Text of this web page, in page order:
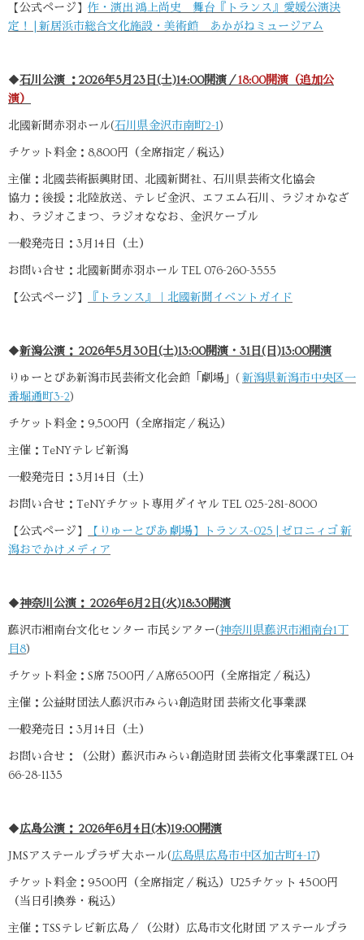
【公式ページ】 作・演出 鴻上尚史 舞台『トランス』愛媛公演決
定！ | 新居浜市総合文化施設・美術館 あかがねミュージアム
◆石川公演 ：2026年5月23日(土)14:00開演／18:00開演（追加公
演）
北國新聞赤羽ホール(石川県金沢市南町2-1)
チケット料金：8,800円（全席指定／税込）
主催：北國芸術振興財団、北國新聞社、石川県芸術文化協会
協力：後援：北陸放送、テレビ金沢、エフエム石川、ラジオかなざ
わ、ラジオこまつ、ラジオななお、金沢ケーブル
一般発売日：3月14日（土）
お問い合せ：北國新聞赤羽ホール TEL 076-260-3555
【公式ページ】 『トランス』｜北國新聞イベントガイド
◆新潟公演： 2026年5月30日(土)13:00開演・31日(日)13:00開演
りゅーとぴあ新潟市民芸術文化会館「劇場」( 新潟県新潟市中央区一
番堀通町3-2)
チケット料金：9,500円（全席指定／税込）
主催：TeNYテレビ新潟
一般発売日：3月14日（土）
お問い合せ：TeNYチケット専用ダイヤル TEL 025-281-8000
【公式ページ】
【りゅーとぴあ 劇場】トランス-025 | ゼロニィゴ 新
潟おでかけメディア
◆神奈川公演： 2026年6月2日(火)18:30開演
藤沢市湘南台文化センター 市民シアター(神奈川県藤沢市湘南台1丁
目8)
チケット料金：S席 7500円／A席6500円（全席指定／税込）
主催：公益財団法人藤沢市みらい創造財団 芸術文化事業課
一般発売日：3月14日（土）
お問い合せ：（公財）藤沢市みらい創造財団 芸術文化事業課TEL 04
66-28-1135
◆広島公演： 2026年6月4日(木)19:00開演
JMSアステールプラザ 大ホール(広島県広島市中区加古町4-17)
チケット料金：9500円（全席指定／税込）U25チケット 4500円
（当日引換券・税込）
主催：TSSテレビ新広島／（公財）広島市文化財団 アステールプラ